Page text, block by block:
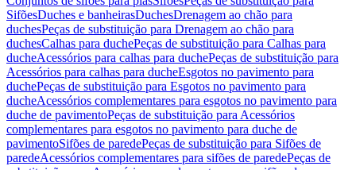
SifõesDuches e banheirasDuchesDrenagem ao chão para
duchesPeças de substituição para Drenagem ao chão para
duchesCalhas para duchePeças de substituição para Calhas para
ducheAcessórios para calhas para duchePeças de substituição para
Acessórios para calhas para ducheEsgotos no pavimento para
duchePeças de substituição para Esgotos no pavimento para
ducheAcessórios complementares para esgotos no pavimento para
duche de pavimentoPeças de substituição para Acessórios
complementares para esgotos no pavimento para duche de
pavimentoSifões de paredePeças de substituição para Sifões de
paredeAcessórios complementares para sifões de paredePeças de